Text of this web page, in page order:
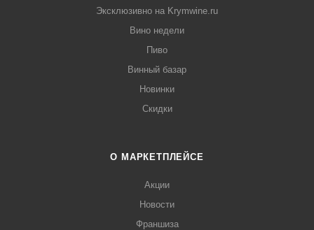
Эксклюзивно на Krymwine.ru
Вино недели
Пиво
Винный базар
Новинки
Скидки
О МАРКЕТПЛЕЙСЕ
Акции
Новости
Франшиза